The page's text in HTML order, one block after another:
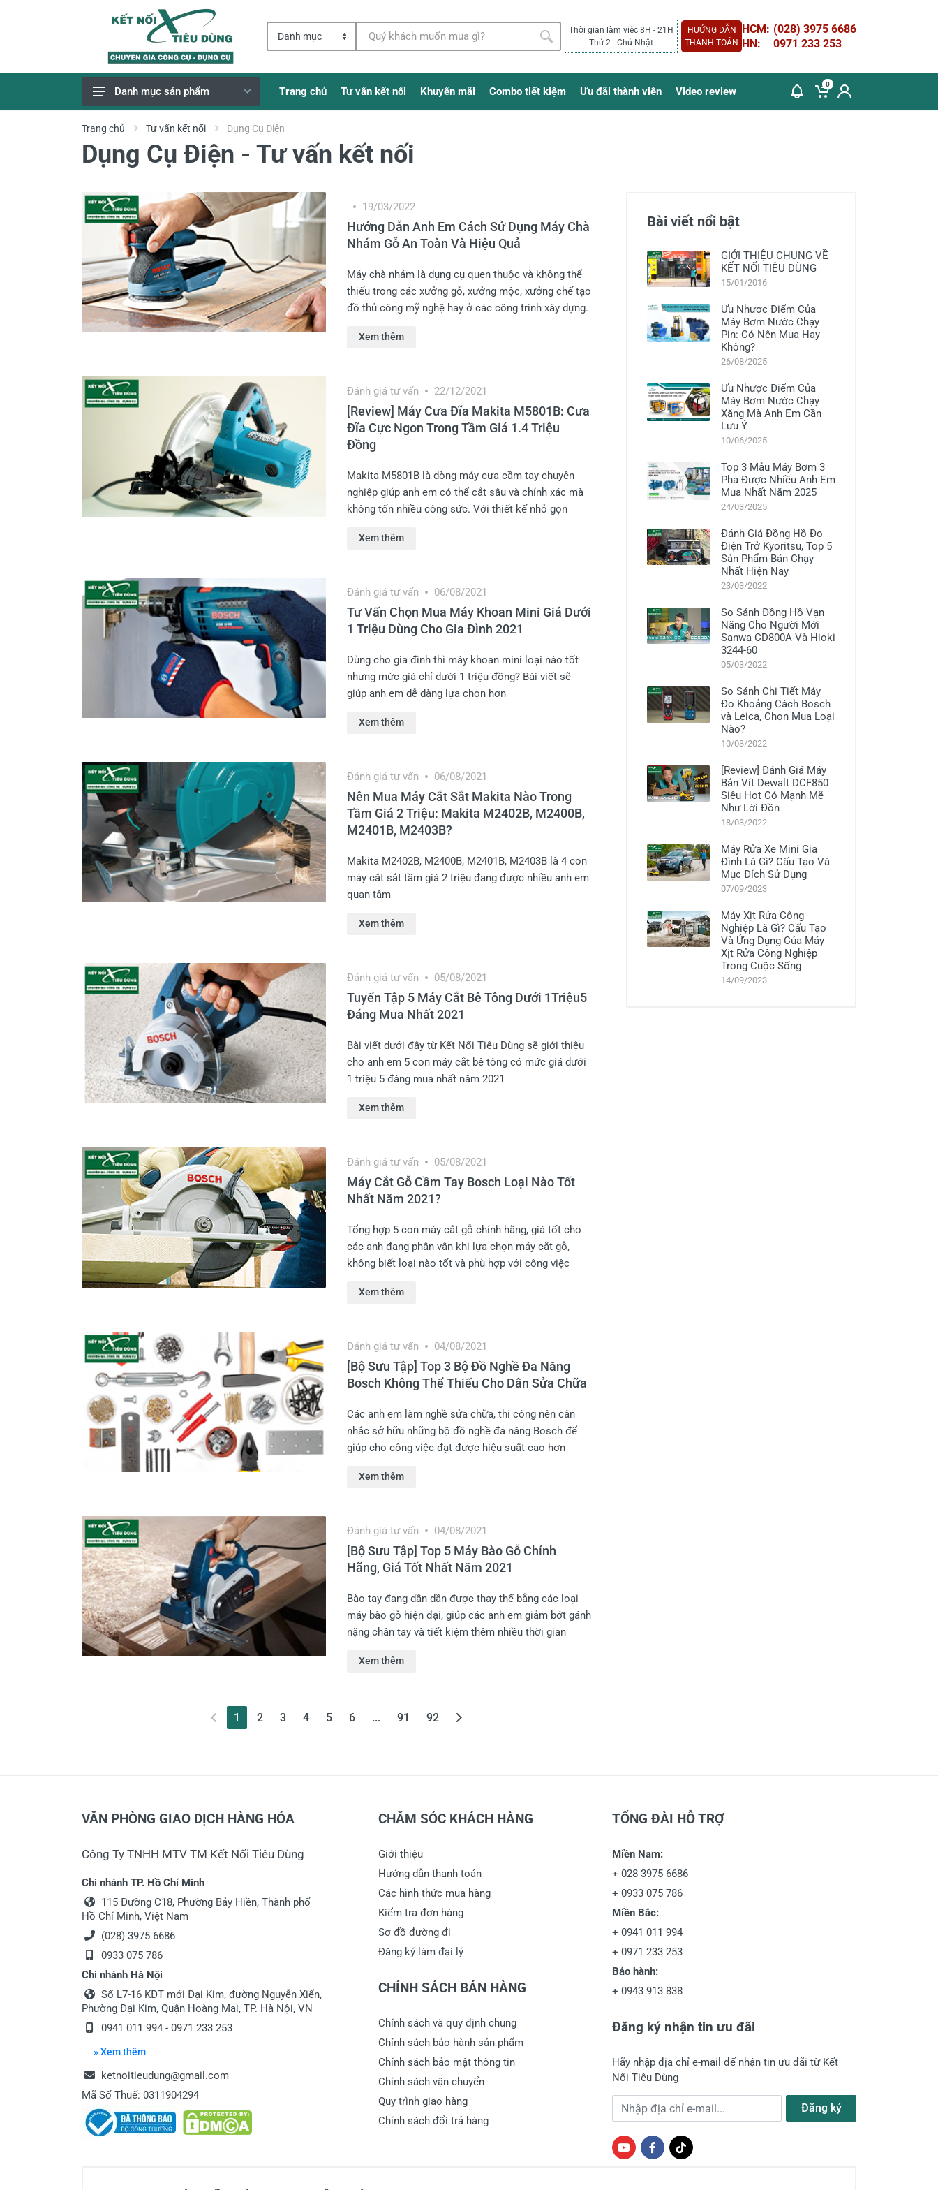
Thời gian làm việc 8H - 21H
Thứ 2 - Chủ Nhật
HƯỚNG DẪN
THANH TOÁN
HCM: (028) 3975 6686
HN:
0971 233 253
Giao Hàng Miễn Phí
Công Cụ, Dụng Cụ
Dụng Cụ Điện
Thiết Bị Nâng Đỡ
Thang nhôm
Phụ Tùng, Linh Kiện
Máy Hàn & Phụ Kiện
Thiết Bị Đo Điện
Đồ Bảo Hộ Lao Động
Danh mục sản phẩm Trang chủ Tư vấn kết nối Khuyến mãi Combo tiết kiệm Ưu đãi thành viên Video review
0
Trang chủ Tư vấn kết nối Dụng Cụ Điện
Dụng Cụ Điện - Tư vấn kết nối
Hướng Dẫn Anh Em Cách Sử Dụng Máy Chà
Nhám Gỗ An Toàn Và Hiệu Quả
19/03/2022
Máy chà nhám là dụng cụ quen thuộc và không thể
thiếu trong các xưởng gỗ, xưởng mộc, xưởng chế tạo
đồ thủ công mỹ nghệ hay ở các công trình xây dựng.
chuyên nghiệp và nhanh chóng.
Xem thêm
Đánh giá tư vấn
[Review] Máy Cưa Đĩa Makita M5801B: Cưa
Đĩa Cực Ngon Trong Tầm Giá 1.4 Triệu
Đồng
22/12/2021
Makita M5801B là dòng máy cưa cầm tay chuyên
nghiệp giúp anh em có thể cắt sâu và chính xác mà
không tốn nhiều công sức. Với thiết kế nhỏ gọn
khả năng cưa, cắt gỗ cực tốt. Cùng Kết Nối Tiêu
Xem thêm
Đánh giá tư vấn
Tư Vấn Chọn Mua Máy Khoan Mini Giá Dưới
1 Triệu Dùng Cho Gia Đình 2021
06/08/2021
Dùng cho gia đình thì máy khoan mini loại nào tốt
nhưng mức giá chỉ dưới 1 triệu đồng? Bài viết sẽ
giúp anh em dễ dàng lựa chọn hơn
Xem thêm
Đánh giá tư vấn
Nên Mua Máy Cắt Sắt Makita Nào Trong
Tầm Giá 2 Triệu: Makita M2402B, M2400B,
M2401B, M2403B?
06/08/2021
Makita M2402B, M2400B, M2401B, M2403B là 4 con
máy cắt sắt tầm giá 2 triệu đang được nhiều anh em
quan tâm
Xem thêm
Đánh giá tư vấn
Tuyển Tập 5 Máy Cắt Bê Tông Dưới 1Triệu5
Đáng Mua Nhất 2021
05/08/2021
Bài viết dưới đây từ Kết Nối Tiêu Dùng sẽ giới thiệu
cho anh em 5 con máy cắt bê tông có mức giá dưới
1 triệu 5 đáng mua nhất năm 2021
Xem thêm
Đánh giá tư vấn
Máy Cắt Gỗ Cầm Tay Bosch Loại Nào Tốt
Nhất Năm 2021?
05/08/2021
Tổng hợp 5 con máy cắt gỗ chính hãng, giá tốt cho
các anh đang phân vân khi lựa chọn máy cắt gỗ,
không biết loại nào tốt và phù hợp với công việc
Xem thêm
Đánh giá tư vấn
[Bộ Sưu Tập] Top 3 Bộ Đồ Nghề Đa Năng
Bosch Không Thể Thiếu Cho Dân Sửa Chữa
04/08/2021
Các anh em làm nghề sửa chữa, thi công nên cân
nhắc sở hữu những bộ đồ nghề đa năng Bosch để
giúp cho công việc đạt được hiệu suất cao hơn
Xem thêm
Đánh giá tư vấn
[Bộ Sưu Tập] Top 5 Máy Bào Gỗ Chính
Hãng, Giá Tốt Nhất Năm 2021
04/08/2021
Bào tay đang dần dần được thay thế bằng các loại
máy bào gỗ hiện đại, giúp các anh em giảm bớt gánh
nặng chân tay và tiết kiệm thêm nhiều thời gian
Xem thêm
1 (current)
2 3 4 5 6 ... 91 92
Bài viết nổi bật
GIỚI THIỆU CHUNG VỀ
KẾT NỐI TIÊU DÙNG
15/01/2016
Ưu Nhược Điểm Của
Máy Bơm Nước Chạy
Pin: Có Nên Mua Hay
Không?
26/08/2025
Ưu Nhược Điểm Của
Máy Bơm Nước Chạy
Xăng Mà Anh Em Cần
Lưu Ý
10/06/2025
Top 3 Mẫu Máy Bơm 3
Pha Được Nhiều Anh Em
Mua Nhất Năm 2025
24/03/2025
Đánh Giá Đồng Hồ Đo
Điện Trở Kyoritsu, Top 5
Sản Phẩm Bán Chạy
Nhất Hiện Nay
23/03/2022
So Sánh Đồng Hồ Vạn
Năng Cho Người Mới
Sanwa CD800A Và Hioki
3244-60
05/03/2022
So Sánh Chi Tiết Máy
Đo Khoảng Cách Bosch
và Leica, Chọn Mua Loại
Nào?
10/03/2022
[Review] Đánh Giá Máy
Bắn Vít Dewalt DCF850
Siêu Hot Có Mạnh Mẽ
Như Lời Đồn
18/03/2022
Máy Rửa Xe Mini Gia
Đình Là Gì? Cấu Tạo Và
Mục Đích Sử Dụng
07/09/2023
Máy Xịt Rửa Công
Nghiệp Là Gì? Cấu Tạo
Và Ứng Dụng Của Máy
Xịt Rửa Công Nghiệp
Trong Cuộc Sống
14/09/2023
VĂN PHÒNG GIAO DỊCH HÀNG HÓA
Công Ty TNHH MTV TM Kết Nối Tiêu Dùng
Chi nhánh TP. Hồ Chí Minh
115 Đường C18, Phường Bảy Hiền, Thành phố
Hồ Chí Minh, Việt Nam
(028) 3975 6686
0933 075 786
Chi nhánh Hà Nội
Số L7-16 KĐT mới Đại Kim, đường Nguyễn Xiển,
Phường Đại Kim, Quận Hoàng Mai, TP. Hà Nội, VN
0941 011 994 - 0971 233 253
» Xem thêm
ketnoitieudung@gmail.com
Mã Số Thuế: 0311904294
CHĂM SÓC KHÁCH HÀNG
Giới thiệu
Hướng dẫn thanh toán
Các hình thức mua hàng
Kiểm tra đơn hàng
Sơ đồ đường đi
Đăng ký làm đại lý
CHÍNH SÁCH BÁN HÀNG
Chính sách và quy định chung
Chính sách bảo hành sản phẩm
Chính sách bảo mật thông tin
Chính sách vận chuyển
Quy trình giao hàng
Chính sách đổi trả hàng
TỔNG ĐÀI HỖ TRỢ
Miền Nam:
+ 028 3975 6686
+ 0933 075 786
Miền Bắc:
+ 0941 011 994
+ 0971 233 253
Bảo hành:
+ 0943 913 838
Đăng ký nhận tin ưu đãi
Hãy nhập địa chỉ e-mail để nhận tin ưu đãi từ Kết
Nối Tiêu Dùng
Địa chỉ e-mail Đăng ký